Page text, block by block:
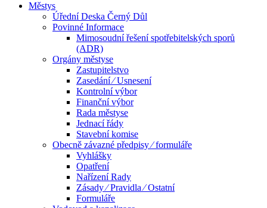
Městys
Úřední Deska Černý Důl
Povinné Informace
Mimosoudní řešení spotřebitelských sporů
(ADR)
Orgány městyse
Zastupitelstvo
Zasedání ⁄ Usnesení
Kontrolní výbor
Finanční výbor
Rada městyse
Jednací řády
Stavební komise
Obecně závazné předpisy ⁄ formuláře
Vyhlášky
Opatření
Nařízení Rady
Zásady ⁄ Pravidla ⁄ Ostatní
Formuláře